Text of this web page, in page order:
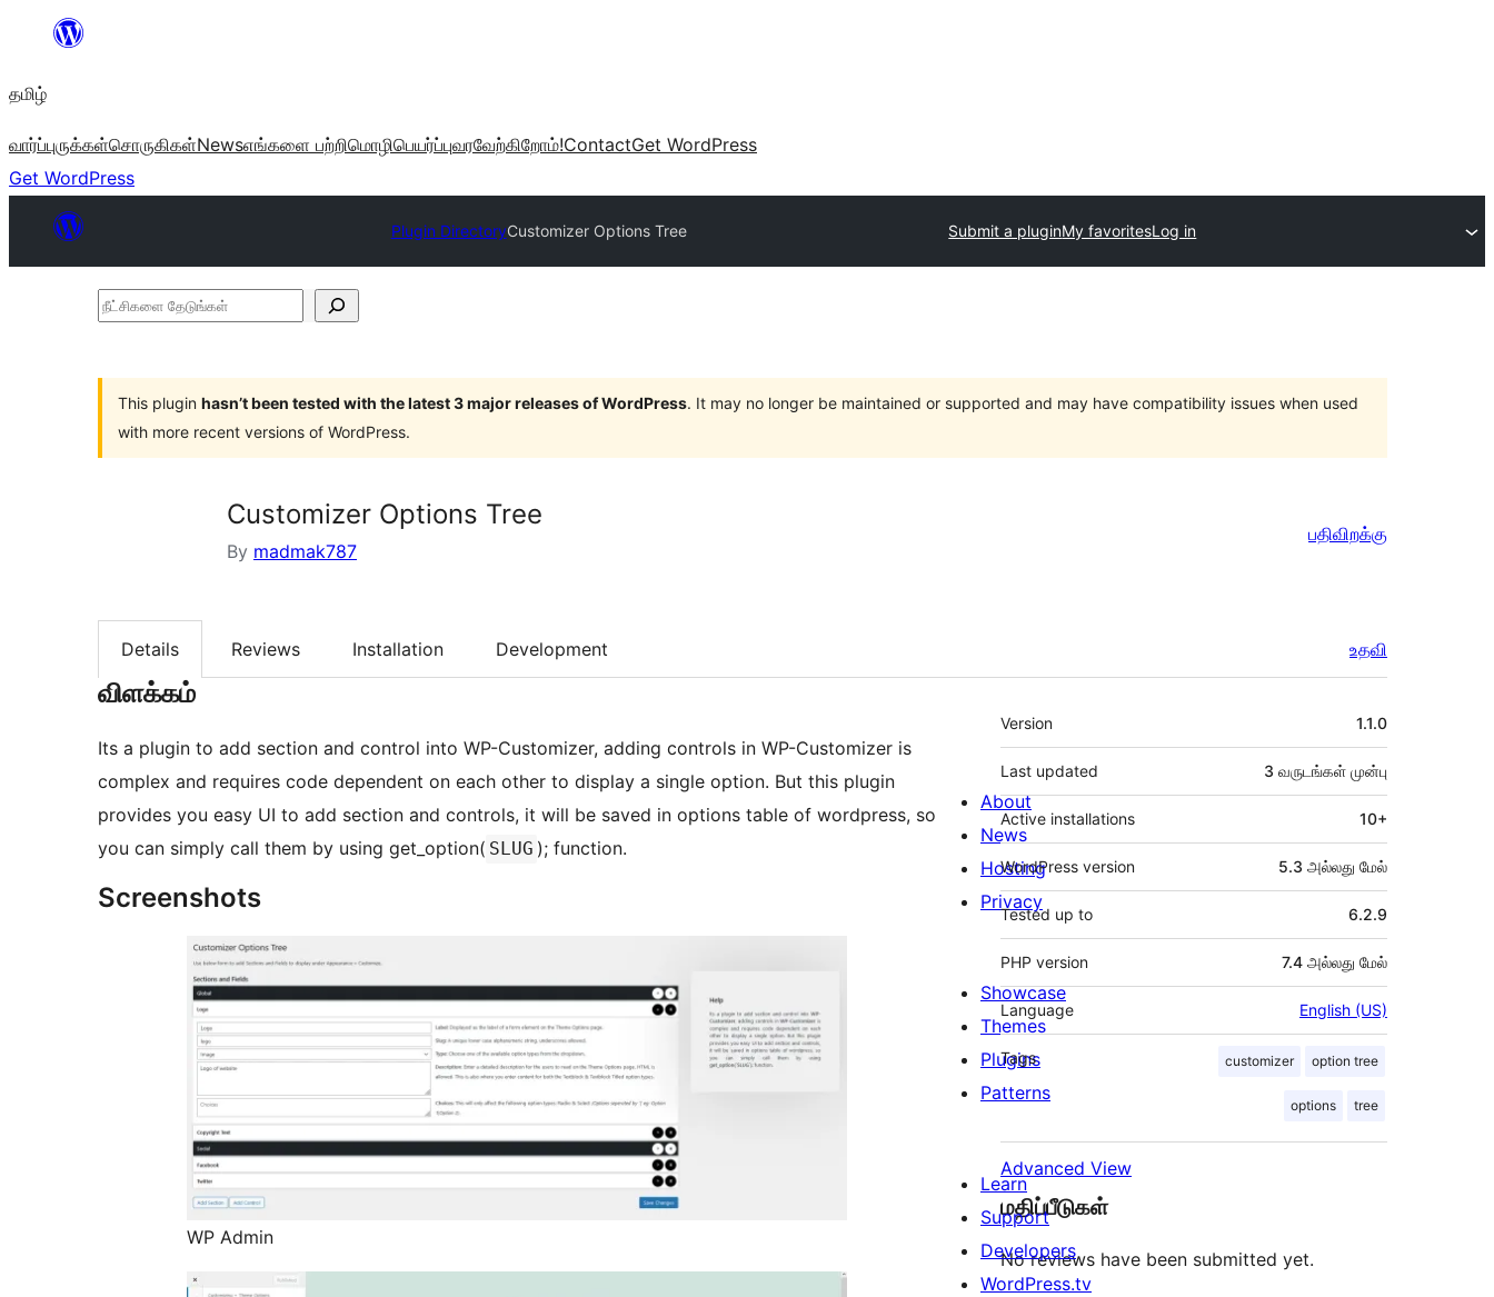
உள்ளடக்கத்திற்கு
தமிழ்
வார்ப்புருக்கள்சொருகிகள்Newsஎங்களை பற்றிமொழிபெயர்ப்புவரவேற்கிறோம்!ContactGet WordPress
Get WordPress
Plugin DirectoryCustomizer Options Tree Submit a pluginMy favoritesLog in
நீட்சிகளை
This plugin hasn’t been tested with the latest 3 major releases of WordPress. It may no longer be maintained or supported and may have compatibility issues when used
with more recent versions of WordPress.
Customizer Options Tree
By madmak787
பதிவிறக்கு
Details Reviews Installation Development உதவி
விளக்கம்
Its a plugin to add section and control into WP-Customizer, adding controls in WP-Customizer is
complex and requires code dependent on each other to display a single option. But this plugin
provides you easy UI to add section and controls, it will be saved in options table of wordpress, so
you can simply call them by using get_option( SLUG ); function.
Screenshots
WP Admin
Meta
Version 1.1.0
Last updated 3 வருடங்கள் முன்பு
Active installations 10+
WordPress version 5.3 அல்லது மேல்
Tested up to 6.2.9
PHP version 7.4 அல்லது மேல்
Language English (US)
Tags customizer option tree
options tree
Advanced View
மதிப்பீடுகள்
No reviews have been submitted yet.
About
News
Hosting
Privacy
Showcase
Themes
Plugins
Patterns
Learn
Support
Developers
WordPress.tv